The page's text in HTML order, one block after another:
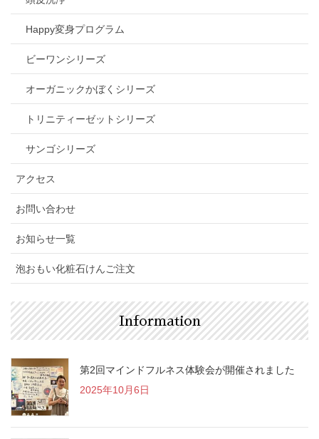
Happy変身プログラム
ビーワンシリーズ
オーガニックかぼくシリーズ
トリニティーゼットシリーズ
サンゴシリーズ
アクセス
お問い合わせ
お知らせ一覧
泡おもい化粧石けんご注文
Information
第2回マインドフルネス体験会が開催されました
2025年10月6日